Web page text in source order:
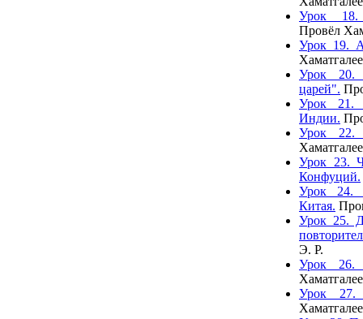
Урок 18.
Провёл
Урок 19.
Урок 20.
царей".
Урок 21.
Индии.
Урок 22.
Урок 23.
Конфуций.
Урок 24.
Китая.
Урок 25.
Э. Р.
Урок 26.
Урок